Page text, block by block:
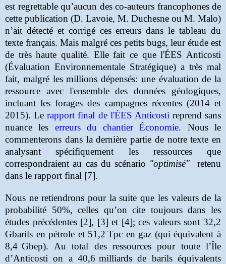
est regrettable qu’aucun des co-auteurs francophones de
cette publication (D. Lavoie, M. Duchesne ou M. Malo)
n’ait détecté et corrigé ces erreurs dans le tableau du
texte français. Mais malgré ces petits bugs, leur étude est
de très haute qualité. Elle fait ce que l'ÉES Anticosti
(Évaluation Environnementale Stratégique) a très mal
fait, malgré les millions dépensés: une évaluation de la
ressource avec l'ensemble des données géologiques,
incluant les forages des campagnes récentes (2014 et
2015). Lerapport final de l'ÉES Anticosti reprend sans
nuance les erreurs du chantier Économie. Nous le
commenterons dans la dernière partie de notre texte en
analysant spécifiquement les ressources que
correspondraient au cas du scénario "optimisé" retenu
dans le rapport final [7].
Nous ne retiendrons pour la suite que les valeurs de la
probabilité 50%, celles qu’on cite toujours dans les
études précédentes [2], [3] et [4]; ces valeurs sont 32,2
Gbarils en pétrole et 51,2 Tpc en gaz (qui équivalent à
8,4 Gbep). Au total des ressources pour toute l’Île
d’Anticosti on a 40,6 milliards de barils équivalents